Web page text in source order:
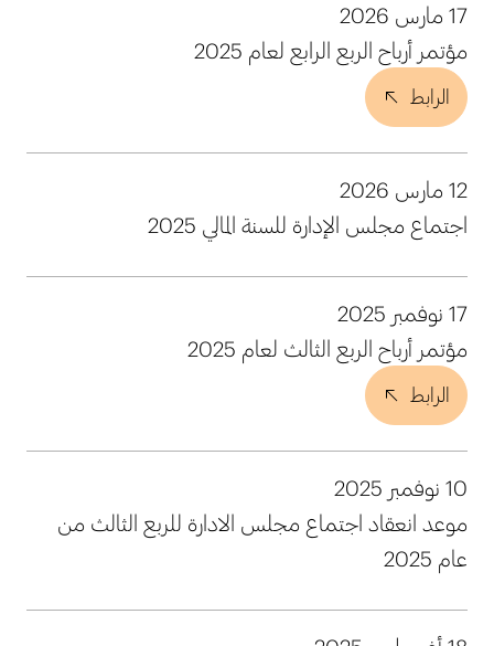
17 مارس 2026
مؤتمر أرباح الربع الرابع لعام 2025
الرابط
12 مارس 2026
اجتماع مجلس الإدارة للسنة المالي 2025
17 نوفمبر 2025
مؤتمر أرباح الربع الثالث لعام 2025
الرابط
10 نوفمبر 2025
موعد انعقاد اجتماع مجلس الادارة للربع الثالث من
عام 2025